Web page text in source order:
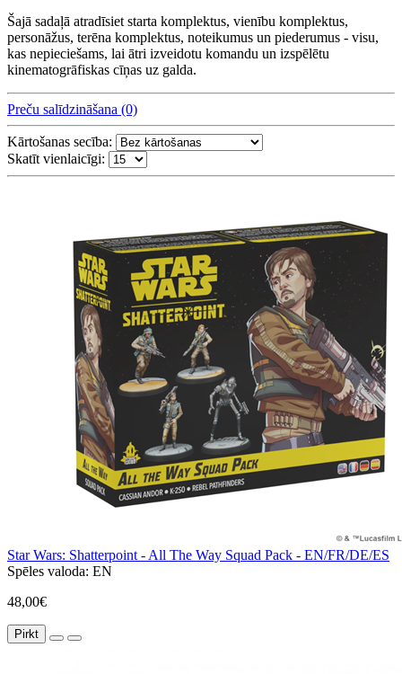
Šajā sadaļā atradīsiet starta komplektus, vienību komplektus,
personāžus, terēna komplektus, noteikumus un piederumus - visu,
kas nepieciešams, lai ātri izveidotu komandu un izspēlētu
kinematogrāfiskas cīņas uz galda.
Preču salīdzināšana (0)
Kārtošanas secība:
Skatīt vienlaicīgi:
Star Wars: Shatterpoint - All The Way Squad Pack - EN/FR/DE/ES
Spēles valoda: EN
48,00€
Pirkt